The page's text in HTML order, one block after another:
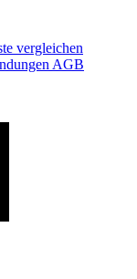
vergleichen
AGB